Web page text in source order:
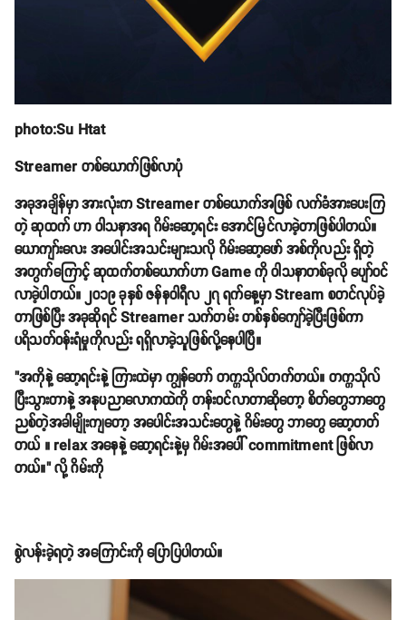
photo:Su Htat
Streamer တစ်ယောက်ဖြစ်လာပုံ
အခုအချိန်မှာ အားလုံးက Streamer တစ်ယောက်အဖြစ် လက်ခံအားပေးကြ
တဲ့ ဆုထက် ဟာ ဝါသနာအရ ဂိမ်းဆော့ရင်း အောင်မြင်လာခဲ့တာဖြစ်ပါတယ်။
ယောကျာ်းလေး အပေါင်းအသင်းများသလို ဂိမ်းဆော့ဖော် အစ်ကိုလည်း ရှိတဲ့
အတွက်ကြောင့် ဆုထက်တစ်ယောက်ဟာ Game ကို ဝါသနာတစ်ခုလို ပျော်ဝင်
လာခဲ့ပါတယ်။ ၂၀၁၉ ခုနှစ် ဇန်နဝါရီလ ၂၇ ရက်နေ့မှာ Stream စတင်လုပ်ခဲ့
တာဖြစ်ပြီး အခုဆိုရင် Streamer သက်တမ်း တစ်နှစ်ကျော်ခဲ့ပြီးဖြစ်ကာ
ပရိသတ်ဝန်းရံမှုကိုလည်း ရရှိလာခဲ့သူဖြစ်လို့နေပါပြီ။
"အကိုနဲ့ ဆော့ရင်းနဲ့ ကြားထဲမှာ ကျွန်တော် တက္ကသိုလ်တက်တယ်။ တက္ကသိုလ်
ပြီးသွားတာနဲ့ အနုပညာလောကထဲကို တန်းဝင်လာတာဆိုတော့ စိတ်တွေဘာတွေ
ညစ်တဲ့အခါမျိုးကျတော့ အပေါင်းအသင်းတွေနဲ့ ဂိမ်းတွေ ဘာတွေ ဆော့တတ်
တယ် ။ relax အနေနဲ့ ဆော့ရင်းနဲ့မှ ဂိမ်းအပေါ် commitment ဖြစ်လာ
တယ်။" လို့ ဂိမ်းကို
စွဲလန်းခဲ့ရတဲ့ အကြောင်းကို ပြောပြပါတယ်။